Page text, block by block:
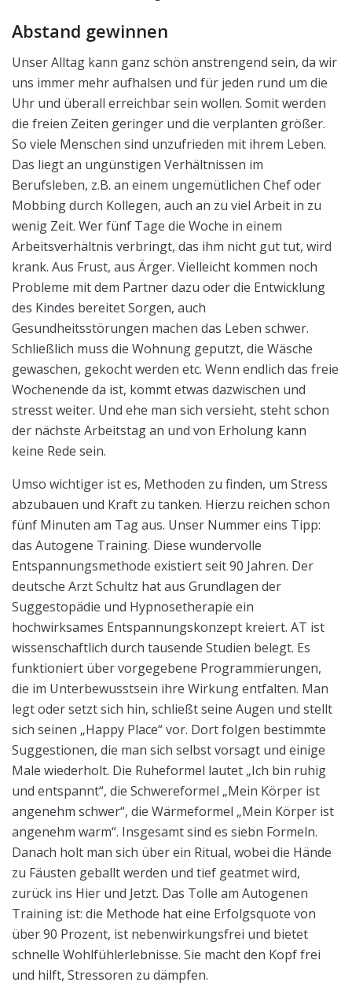
Abstand gewinnen
Unser Alltag kann ganz schön anstrengend sein, da wir
uns immer mehr aufhalsen und für jeden rund um die
Uhr und überall erreichbar sein wollen. Somit werden
die freien Zeiten geringer und die verplanten größer.
So viele Menschen sind unzufrieden mit ihrem Leben.
Das liegt an ungünstigen Verhältnissen im
Berufsleben, z.B. an einem ungemütlichen Chef oder
Mobbing durch Kollegen, auch an zu viel Arbeit in zu
wenig Zeit. Wer fünf Tage die Woche in einem
Arbeitsverhältnis verbringt, das ihm nicht gut tut, wird
krank. Aus Frust, aus Ärger. Vielleicht kommen noch
Probleme mit dem Partner dazu oder die Entwicklung
des Kindes bereitet Sorgen, auch
Gesundheitsstörungen machen das Leben schwer.
Schließlich muss die Wohnung geputzt, die Wäsche
gewaschen, gekocht werden etc. Wenn endlich das freie
Wochenende da ist, kommt etwas dazwischen und
stresst weiter. Und ehe man sich versieht, steht schon
der nächste Arbeitstag an und von Erholung kann
keine Rede sein.
Umso wichtiger ist es, Methoden zu finden, um Stress
abzubauen und Kraft zu tanken. Hierzu reichen schon
fünf Minuten am Tag aus. Unser Nummer eins Tipp:
das Autogene Training. Diese wundervolle
Entspannungsmethode existiert seit 90 Jahren. Der
deutsche Arzt Schultz hat aus Grundlagen der
Suggestopädie und Hypnosetherapie ein
hochwirksames Entspannungskonzept kreiert. AT ist
wissenschaftlich durch tausende Studien belegt. Es
funktioniert über vorgegebene Programmierungen,
die im Unterbewusstsein ihre Wirkung entfalten. Man
legt oder setzt sich hin, schließt seine Augen und stellt
sich seinen „Happy Place“ vor. Dort folgen bestimmte
Suggestionen, die man sich selbst vorsagt und einige
Male wiederholt. Die Ruheformel lautet „Ich bin ruhig
und entspannt“, die Schwereformel „Mein Körper ist
angenehm schwer“, die Wärmeformel „Mein Körper ist
angenehm warm“. Insgesamt sind es siebn Formeln.
Danach holt man sich über ein Ritual, wobei die Hände
zu Fäusten geballt werden und tief geatmet wird,
zurück ins Hier und Jetzt. Das Tolle am Autogenen
Training ist: die Methode hat eine Erfolgsquote von
über 90 Prozent, ist nebenwirkungsfrei und bietet
schnelle Wohlfühlerlebnisse. Sie macht den Kopf frei
und hilft, Stressoren zu dämpfen.